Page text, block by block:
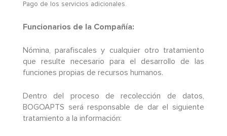
Pago de los servicios adicionales.
Funcionarios de la Compañía:
Nómina, parafiscales y cualquier otro tratamiento
que resulte necesario para el desarrollo de las
funciones propias de recursos humanos.
Dentro del proceso de recolección de datos,
BOGOAPTS será responsable de dar el siguiente
tratamiento a la información: